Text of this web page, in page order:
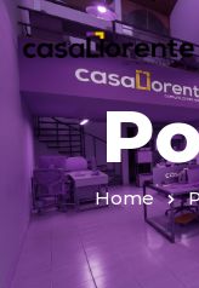
Home